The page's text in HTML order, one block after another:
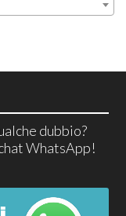
dubbio?
WhatsApp!